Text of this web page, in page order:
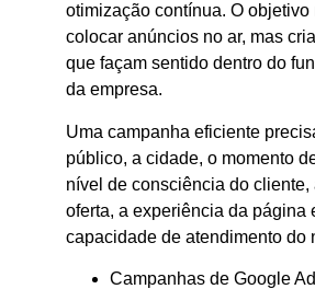
otimização contínua. O objetivo
colocar anúncios no ar, mas
que façam sentido dentro do
da empresa.
Uma campanha eficiente
público, a cidade, o momento
nível de consciência do cliente,
oferta, a experiência da página
capacidade de atendimento do
Campanhas de Google